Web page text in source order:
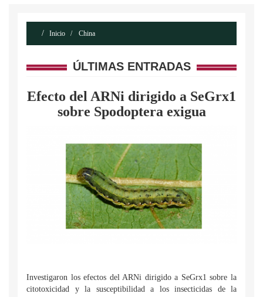
Inicio China
ÚLTIMAS ENTRADAS
Efecto del ARNi dirigido a SeGrx1
sobre Spodoptera exigua
Investigaron los efectos del ARNi dirigido a SeGrx1 sobre la
citotoxicidad y la susceptibilidad a los insecticidas de la